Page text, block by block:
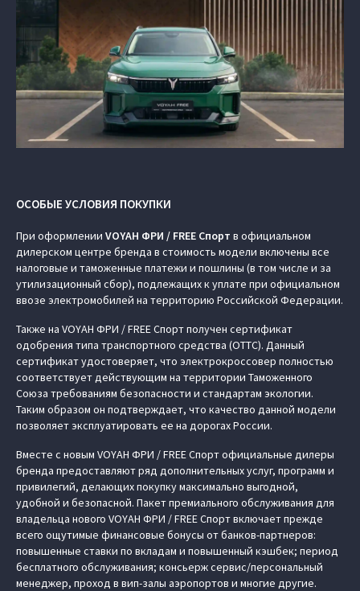
ОСОБЫЕ УСЛОВИЯ ПОКУПКИ
При оформлении VOYAH ФРИ / FREE Спорт в официальном
дилерском центре бренда в стоимость модели включены все
налоговые и таможенные платежи и пошлины (в том числе и за
утилизационный сбор), подлежащих к уплате при официальном
ввозе электромобилей на территорию Российской Федерации.
Также на VOYAH ФРИ / FREE Спорт получен сертификат
одобрения типа транспортного средства (ОТТС). Данный
сертификат удостоверяет, что электрокроссовер полностью
соответствует действующим на территории Таможенного
Союза требованиям безопасности и стандартам экологии.
Таким образом он подтверждает, что качество данной модели
позволяет эксплуатировать ее на дорогах России.
Вместе с новым VOYAH ФРИ / FREE Спорт официальные дилеры
бренда предоставляют ряд дополнительных услуг, программ и
привилегий, делающих покупку максимально выгодной,
удобной и безопасной. Пакет премиального обслуживания для
владельца нового VOYAH ФРИ / FREE Спорт включает прежде
всего ощутимые финансовые бонусы от банков-партнеров:
повышенные ставки по вкладам и повышенный кэшбек; период
бесплатного обслуживания; консьерж сервис/персональный
менеджер, проход в вип-залы аэропортов и многие другие.